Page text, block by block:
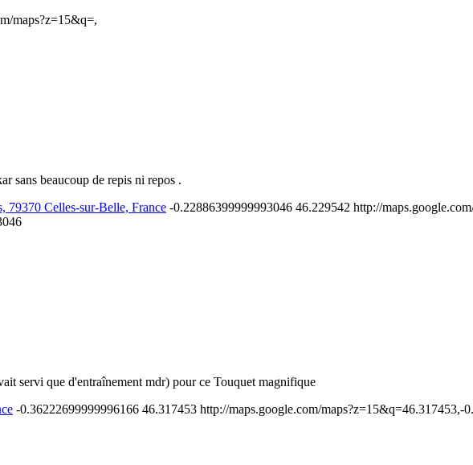
maps?z=15&q=,
sans beaucoup de repis ni repos .
79370 Celles-sur-Belle, France -0.22886399999993046 46.229542 http://
servi que d'entraînement mdr) pour ce Touquet magnifique
-0.36222699999996166 46.317453 http://maps.google.com/maps?z=15&q=46.317453,-